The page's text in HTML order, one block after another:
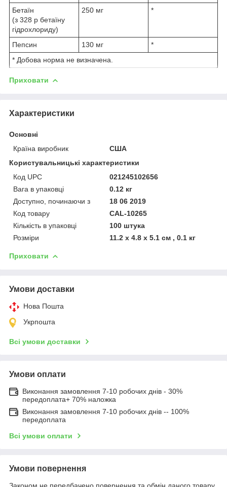
Бетаїн
(з 328 р бетаїну
гідрохлориду)
250 мг *
Пепсин 130 мг
*
* Добова норма не визначена.
Приховати
Характеристики
Основні
Країна виробник
США
Користувальницькі характеристики
Код UPC
021245102656
Вага в упаковці
0.12 кг
Доступно, починаючи з
18 06 2019
Код товару
CAL-10265
Кількість в упаковці
100 штука
Розміри
11.2 x 4.8 x 5.1 см , 0.1 кг
Приховати
Умови доставки
Нова Пошта
Укрпошта
Всі умови доставки
Умови оплати
Виконання замовлення 7-10 робочих днів - 30%
передоплата+ 70% наложка
Виконання замовлення 7-10 робочих днів -- 100%
передоплата
Всі умови оплати
Умови повернення
Законом не передбачено повернення та обмін даного товару